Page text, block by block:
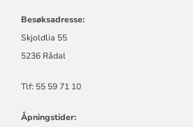
Besøksadresse:
Skjoldlia 55
5236 Rådal
Tlf: 55 59 71 10
Åpningstider: